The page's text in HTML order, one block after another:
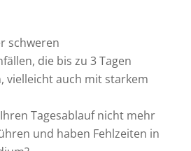
schweren
die bis zu 3 Tagen
vielleicht auch mit starkem
Tagesablauf nicht mehr
und haben Fehlzeiten in